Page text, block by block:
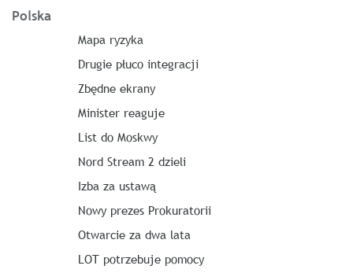
Polska
Mapa ryzyka
Drugie płuco integracji
Zbędne ekrany
Minister reaguje
List do Moskwy
Nord Stream 2 dzieli
Izba za ustawą
Nowy prezes Prokuratorii
Otwarcie za dwa lata
LOT potrzebuje pomocy